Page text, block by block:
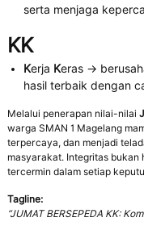
serta menjaga
KK
Kerja Keras →
hasil terbaik dengan
Melalui penerapan nilai-nilai
warga SMAN 1 Magelang
terpercaya, dan menjadi
masyarakat. Integritas bukan
tercermin dalam setiap
Tagline:
“JUMAT BERSEPEDA KK: